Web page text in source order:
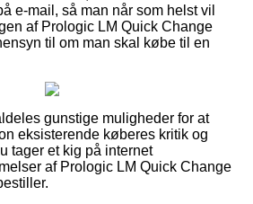
e-mail, så man når som helst vil
af Prologic LM Quick Change
til om man skal købe til en
gunstige muligheder for at
eksisterende køberes kritik og
tager et kig på internet
af Prologic LM Quick Change